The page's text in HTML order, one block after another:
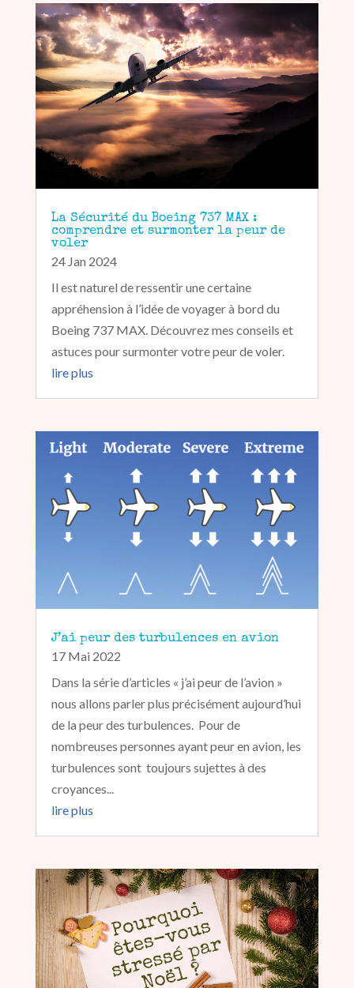
La Sécurité du Boeing 737 MAX :
comprendre et surmonter la peur de
voler
24 Jan 2024
Il est naturel de ressentir une certaine
appréhension à l’idée de voyager à bord du
Boeing 737 MAX. Découvrez mes conseils et
astuces pour surmonter votre peur de voler.
lire plus
J’ai peur des turbulences en avion
17 Mai 2022
Dans la série d’articles « j’ai peur de l’avion »
nous allons parler plus précisément aujourd’hui
de la peur des turbulences. Pour de
nombreuses personnes ayant peur en avion, les
turbulences sont toujours sujettes à des
croyances...
lire plus